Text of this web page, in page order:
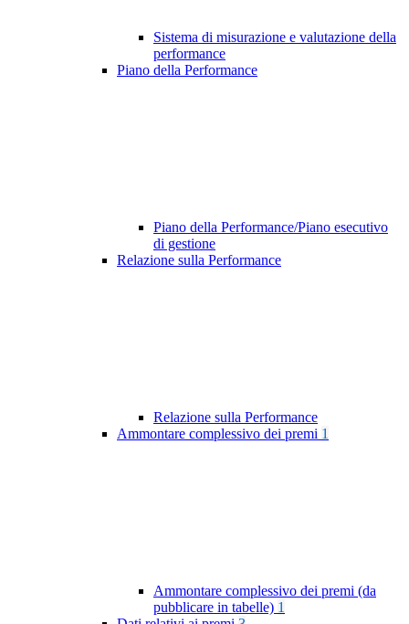
Sistema di misurazione e valutazione della
performance
Piano della Performance
Piano della Performance/Piano esecutivo
di gestione
Relazione sulla Performance
Relazione sulla Performance
Ammontare complessivo dei premi 1
Ammontare complessivo dei premi (da
pubblicare in tabelle) 1